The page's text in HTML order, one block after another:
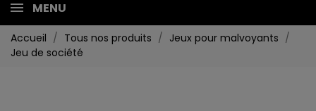
MENU
Accueil Tous nos produits
Jeux pour malvoyants
Jeu de société